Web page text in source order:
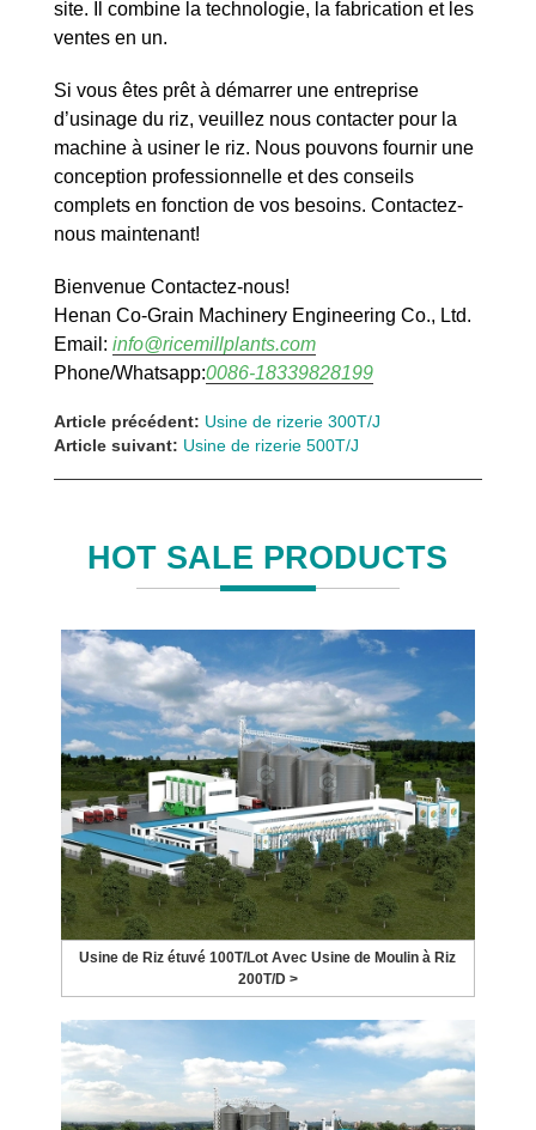
site. Il combine la technologie, la fabrication et les
ventes en un.
Si vous êtes prêt à démarrer une entreprise
d’usinage du riz, veuillez nous contacter pour la
machine à usiner le riz. Nous pouvons fournir une
conception professionnelle et des conseils
complets en fonction de vos besoins. Contactez-
nous maintenant!
Bienvenue Contactez-nous!
Henan Co-Grain Machinery Engineering Co., Ltd.
Email: info@ricemillplants.com
Phone/Whatsapp:0086-18339828199
Article précédent: Usine de rizerie 300T/J
Article suivant: Usine de rizerie 500T/J
HOT SALE PRODUCTS
Usine de Riz étuvé 100T/Lot Avec Usine de Moulin à Riz
200T/D >